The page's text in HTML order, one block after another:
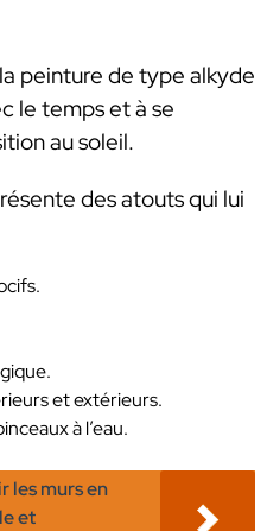
peinture de type alkyde
le temps et à se
au soleil.
des atouts qui lui
et extérieurs.
à l’eau.
les murs en
et